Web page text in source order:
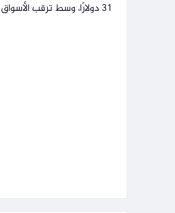
31 دولارًا، وسط ترقب الأسواق لتطورات السياسة النقدية الأمريكية وتحركات الدولار.